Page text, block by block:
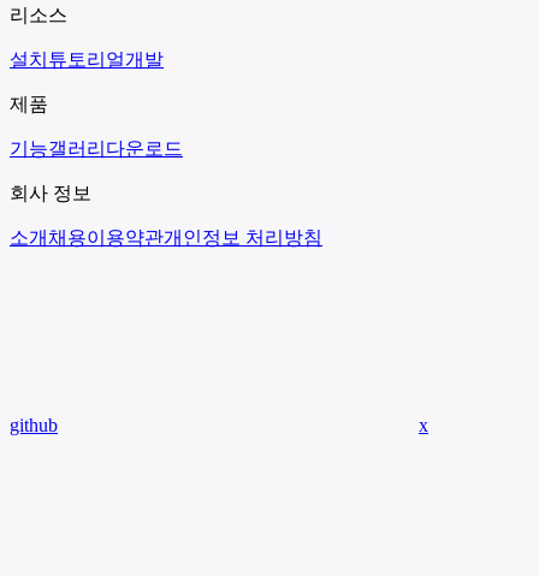
리소스
설치 튜토리얼개발
제품
기능갤러리 다운로드
회사 정보
소개 채용이용약관개인정보 처리방침
github x